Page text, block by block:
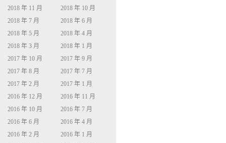
2018 年 11 月
2018 年 10 月
2018 年 7 月
2018 年 6 月
2018 年 5 月
2018 年 4 月
2018 年 3 月
2018 年 1 月
2017 年 10 月
2017 年 9 月
2017 年 8 月
2017 年 7 月
2017 年 2 月
2017 年 1 月
2016 年 12 月
2016 年 11 月
2016 年 10 月
2016 年 7 月
2016 年 6 月
2016 年 4 月
2016 年 2 月
2016 年 1 月